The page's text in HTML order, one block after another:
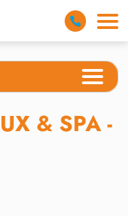
& SPA -